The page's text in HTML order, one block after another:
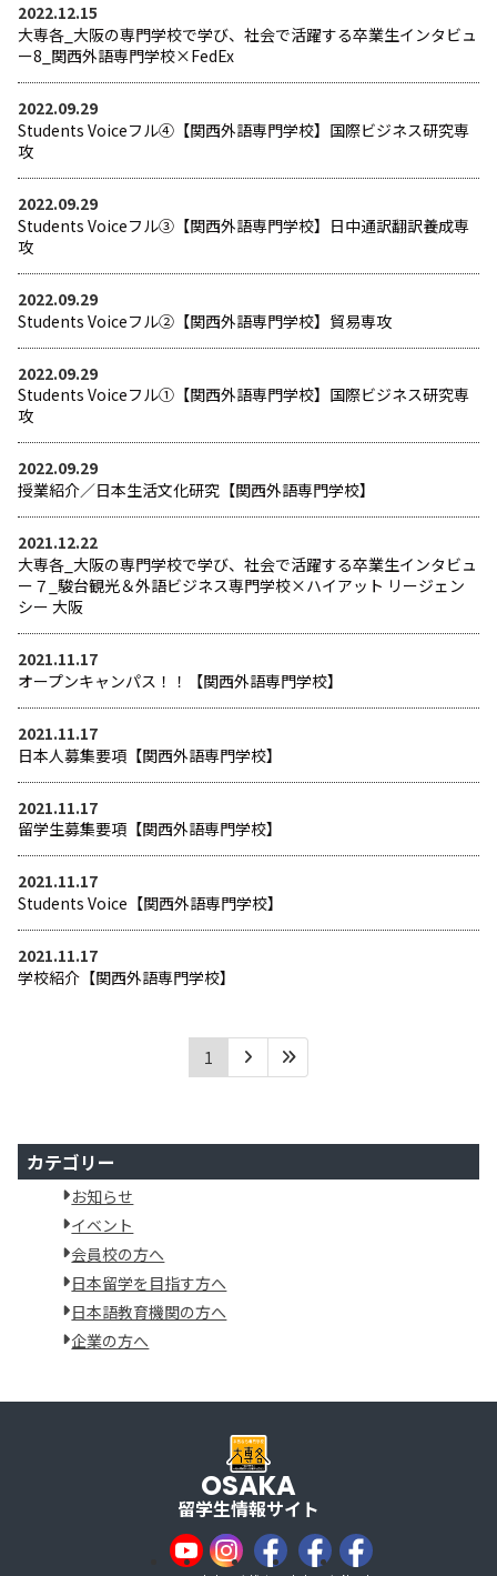
2022.12.15
大専各_大阪の専門学校で学び、社会で活躍する卒業生インタビュ
ー8_関西外語専門学校×FedEx
2022.09.29
Students Voiceフル④【関西外語専門学校】国際ビジネス研究専
攻
2022.09.29
Students Voiceフル③【関西外語専門学校】日中通訳翻訳養成専
攻
2022.09.29
Students Voiceフル②【関西外語専門学校】貿易専攻
2022.09.29
Students Voiceフル①【関西外語専門学校】国際ビジネス研究専
攻
2022.09.29
授業紹介／日本生活文化研究【関西外語専門学校】
2021.12.22
大専各_大阪の専門学校で学び、社会で活躍する卒業生インタビュ
ー７_駿台観光＆外語ビジネス専門学校×ハイアット リージェン
シー 大阪
2021.11.17
オープンキャンパス！！【関西外語専門学校】
2021.11.17
日本人募集要項【関西外語専門学校】
2021.11.17
留学生募集要項【関西外語専門学校】
2021.11.17
Students Voice【関西外語専門学校】
2021.11.17
学校紹介【関西外語専門学校】
1
カテゴリー
お知らせ
イベント
会員校の方へ
日本留学を目指す方へ
日本語教育機関の方へ
企業の方へ
OSAKA
留学生情報サイト